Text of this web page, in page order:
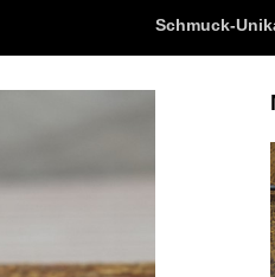
Schmuck-